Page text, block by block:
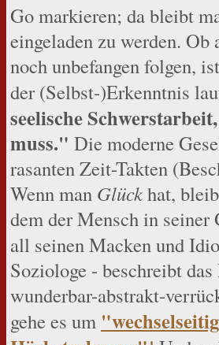
Go markieren; da bleibt
eingeladen zu werden.
noch unbefangen folgen,
der (Selbst-)Erkenntnis
seelische
muss." Die moderne
rasanten Zeit-Takten
Wenn man Glückhat,
dem der Mensch in
all seinen Macken und
Soziologe - beschreibt
wunderbar-abstrakt-
gehe es um